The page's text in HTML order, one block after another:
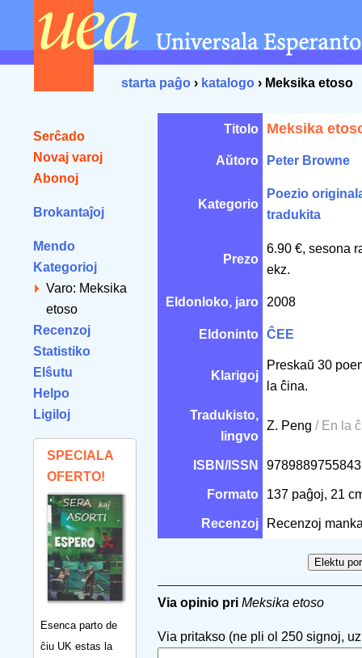
starta paĝo › katalogo › Meksika etoso
Serĉado
Novaj varoj
Abonoj
Brokantaĵoj
Mendo
Kategorioj
Varo: Meksika
etoso
Recenzoj
Statistiko
Elŝutu
Helpo
Ligiloj
SPECIALA
OFERTO!
Esenca parto de
ĉiu UK estas la
Titolo Meksika
Aŭtoro Peter Browne
Kategorio
Poezio
tradukita
Prezo
6.90 €, sesona
ekz.
Eldonloko, jaro 2008
Eldoninto ĈEE
Klarigoj
Preskaŭ 30
la ĉina.
Tradukisto,
lingvo
Z. Peng / En la
ISBN/ISSN
Formato 137 paĝoj, 21
Recenzoj Recenzoj
Via opinio pri Meksika etoso
Via pritakso (ne pli ol 250 signoj,